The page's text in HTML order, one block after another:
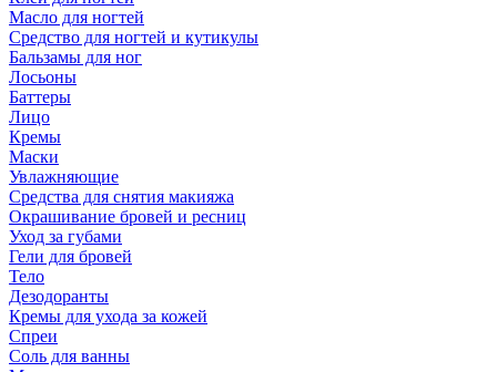
Масло для ногтей
Средство для ногтей и кутикулы
Бальзамы для ног
Лосьоны
Баттеры
Лицо
Кремы
Маски
Увлажняющие
Средства для снятия макияжа
Окрашивание бровей и ресниц
Уход за губами
Гели для бровей
Тело
Дезодоранты
Кремы для ухода за кожей
Спреи
Соль для ванны